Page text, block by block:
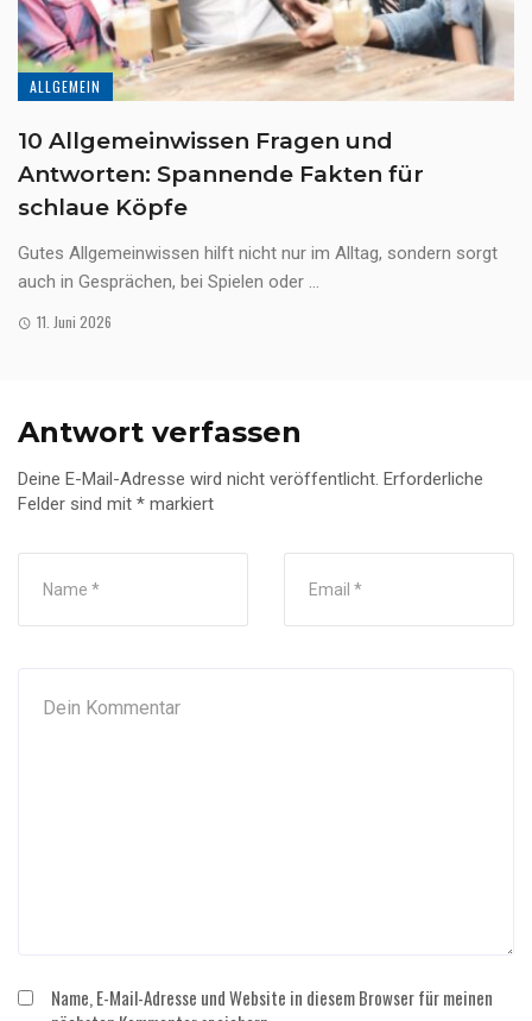
ALLGEMEIN
10 Allgemeinwissen Fragen und
Antworten: Spannende Fakten für
schlaue Köpfe
Gutes Allgemeinwissen hilft nicht nur im Alltag, sondern sorgt
auch in Gesprächen, bei Spielen oder ...
11. Juni 2026
Antwort verfassen
Deine E-Mail-Adresse wird nicht veröffentlicht. Erforderliche
Felder sind mit * markiert
Name, E-Mail-Adresse und Website in diesem Browser für meinen